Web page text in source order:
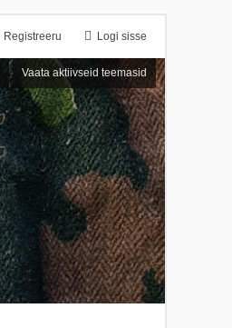
Logi sisse
Registreeru
Vaata aktiivseid teemasid